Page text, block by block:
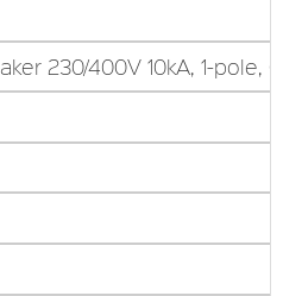
230/400V 10kA, 1-pole,